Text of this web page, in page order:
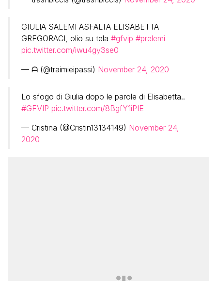
GIULIA SALEMI ASFALTA ELISABETTA
GREGORACI, olio su tela #gfvip #prelemi
pic.twitter.com/iwu4gy3se0
— ᗩ (@traimieipassi) November 24, 2020
Lo sfogo di Giulia dopo le parole di Elisabetta..
#GFVIP pic.twitter.com/8BgfY1iPIE
— Cristina (@Cristin13134149) November 24,
2020